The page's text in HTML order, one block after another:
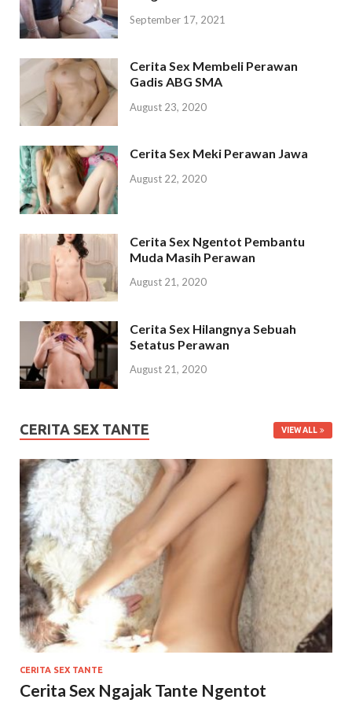
September 17, 2021
Cerita Sex Membeli Perawan
Gadis ABG SMA
August 23, 2020
Cerita Sex Meki Perawan Jawa
August 22, 2020
Cerita Sex Ngentot Pembantu
Muda Masih Perawan
August 21, 2020
Cerita Sex Hilangnya Sebuah
Setatus Perawan
August 21, 2020
CERITA SEX TANTE VIEW ALL
CERITA SEX TANTE
Cerita Sex Ngajak Tante Ngentot